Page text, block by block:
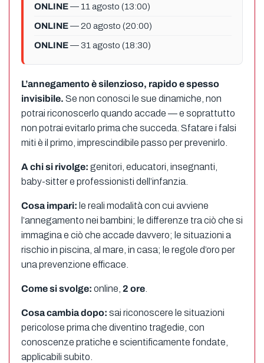
ONLINE— 11 agosto (13:00)
ONLINE— 20 agosto (20:00)
ONLINE— 31 agosto (18:30)
L’annegamento è silenzioso, rapido e spesso
invisibile. Se non conosci le sue dinamiche, non
potrai riconoscerlo quando accade — e soprattutto
non potrai evitarlo prima che succeda. Sfatare i falsi
miti è il primo, imprescindibile passo per prevenirlo.
A chi si rivolge: genitori, educatori, insegnanti,
baby-sitter e professionisti dell’infanzia.
Cosa impari: le reali modalità con cui avviene
l’annegamento nei bambini; le differenze tra ciò che si
immagina e ciò che accade davvero; le situazioni a
rischio in piscina, al mare, in casa; le regole d’oro per
una prevenzione efficace.
Come si svolge: online, 2 ore
Cosa cambia dopo: sai riconoscere le situazioni
pericolose prima che diventino tragedie, con
conoscenze pratiche e scientificamente fondate,
applicabili subito.